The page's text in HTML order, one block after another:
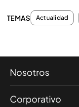
TEMAS Actualidad
Nosotros
Corporativo